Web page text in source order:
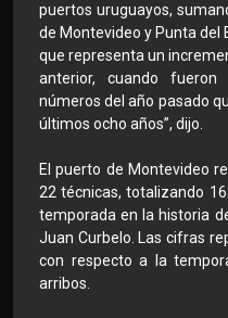
puertos uruguayos,
de Montevideo y Punta del
que representa un
anterior, cuando fueron
números del año pasado
últimos ocho años”, dijo.
El puerto de Montevideo
22 técnicas, totalizando
temporada en la historia
Juan Curbelo. Las cifras
con respecto a la
arribos.